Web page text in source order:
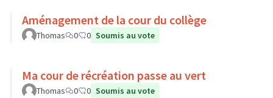
Aménagement de la cour du collège
Thomas 0 0 Soumis au vote
Ma cour de récréation passe au vert
Thomas 0 0 Soumis au vote